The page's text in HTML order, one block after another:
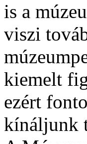
is a
viszi
kiemelt
ezért
kínáljunk